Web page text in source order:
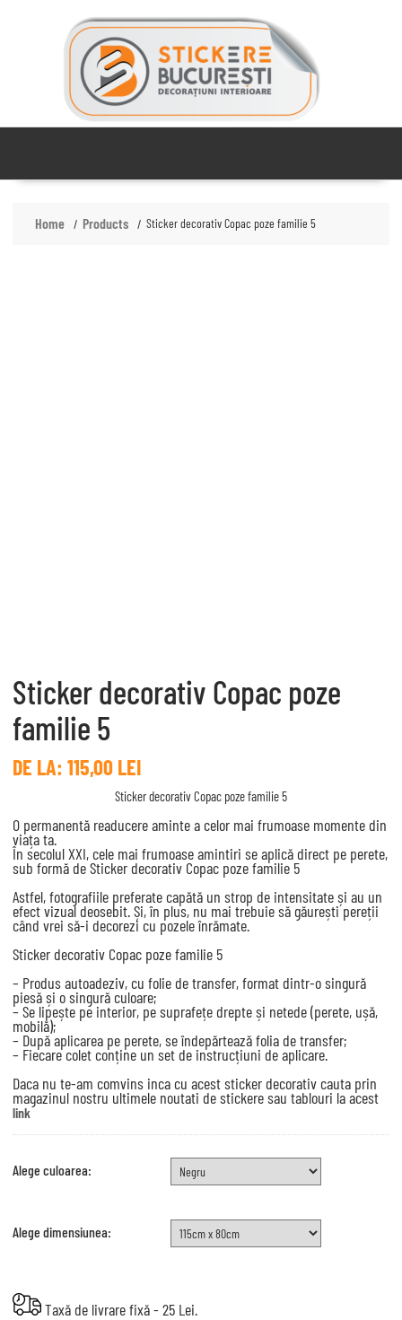
Home Products Sticker decorativ Copac poze familie 5
Sticker decorativ Copac poze
familie 5
DE LA: 115,00 LEI
Sticker decorativ Copac poze familie 5
O permanentă readucere aminte a celor mai frumoase momente din
viața ta.
În secolul XXI, cele mai frumoase amintiri se aplică direct pe perete,
sub formă de Sticker decorativ Copac poze familie 5
Astfel, fotografiile preferate capătă un strop de intensitate și au un
efect vizual deosebit. Și, în plus, nu mai trebuie să găurești pereții
când vrei să-i decorezi cu pozele înrămate.
Sticker decorativ Copac poze familie 5
– Produs autoadeziv, cu folie de transfer, format dintr-o singură
piesă și o singură culoare;
– Se lipește pe interior, pe suprafețe drepte și netede (perete, ușă,
mobilă);
– După aplicarea pe perete, se îndepărtează folia de transfer;
– Fiecare colet conține un set de instrucțiuni de aplicare.
Daca nu te-am comvins inca cu acest sticker decorativ cauta prin
magazinul nostru ultimele noutati de stickere sau tablouri la acest
link
Alege culoarea:
Alege dimensiunea:
Taxă de livrare fixă - 25 Lei.